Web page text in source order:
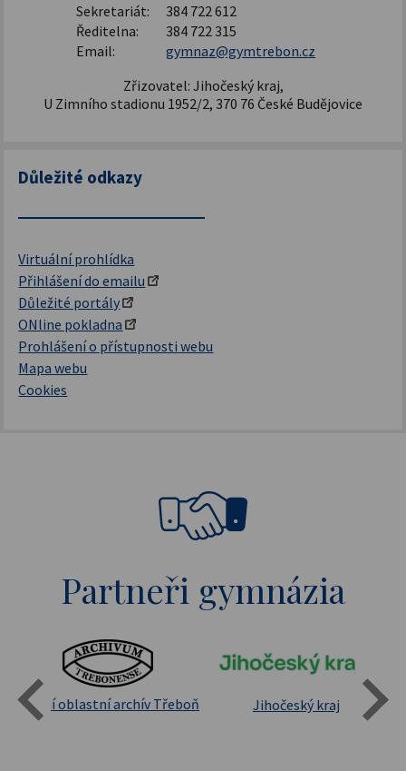
Sekretariát:
384 722 612
Ředitelna:
384 722 315
Email:
gymnaz@gymtrebon.cz
Zřizovatel: Jihočeský kraj,
U Zimního stadionu 1952/2, 370 76 České Budějovice
Důležité odkazy
Virtuální prohlídka
Přihlášení do emailu
Důležité portály
ONline pokladna
Prohlášení o přístupnosti webu
Mapa webu
Cookies
Partneři gymnázia
Státní oblastní archív Třeboň Jihočeský kraj